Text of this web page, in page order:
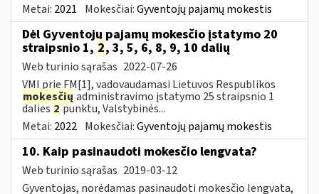
Metai: 2021 Mokesčiai:Gyventojų pajamų mokestis
Dėl Gyventojų pajamų mokesčio įstatymo 20
straipsnio 1, 2, 3, 5, 6, 8, 9, 10 dalių
Web turinio sąrašas 2022-07-26
VMI prie FM[1], vadovaudamasi Lietuvos Respublikos
mokesčių administravimo įstatymo 25 straipsnio 1
dalies2punktu, Valstybinės...
Metai: 2022 Mokesčiai:Gyventojų pajamų mokestis
10. Kaip pasinaudoti mokesčio lengvata?
Web turinio sąrašas 2019-03-12
Gyventojas, norėdamas pasinaudoti mokesčio lengvata,